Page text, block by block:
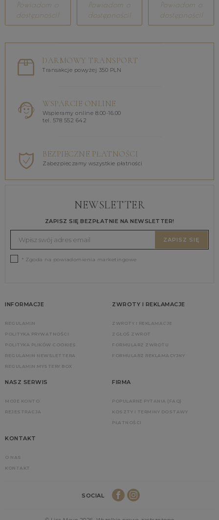
Powiadom o
dostępności!
Powiadom o
dostępności!
Powiadom o
dostępności!
DARMOWY TRANSPORT
Transakcje powyżej 350 PLN
WSPARCIE ONLINE
Wspieramy online 8.00-16.00
tel. 578 552 642
BEZPIECZNE PŁATNOŚCI
Zabezpieczamy wszystkie płatności
NEWSLETTER
ZAPISZ SIĘ BEZPŁATNIE NA NEWSLETTER!
ZAPISZ SIĘ
* Zgoda na powiadomienia marketingowe
INFORMACJE
REGULAMIN
POLITYKA PRYWATNOŚCI
POLITYKA PLIKÓW COOKIES
REGULAMIN NEWSLETTERA
REGULAMIN MYSTERY BOX
ZWROTY I REKLAMACJE
ZWROTY I REKLAMACJE
ZGŁOŚ ZWROT
FORMULARZ ZWROTU
FORMULARZ REKLAMACYJNY
NASZ SERWIS
MOJE KONTO
REJESTRACJA
FIRMA
POPULARNE PYTANIA (FAQ)
KOSZTY I TERMINY DOSTAWY
PŁATNOŚCI
KONTAKT
O NAS
KONTAKT
SOCIAL